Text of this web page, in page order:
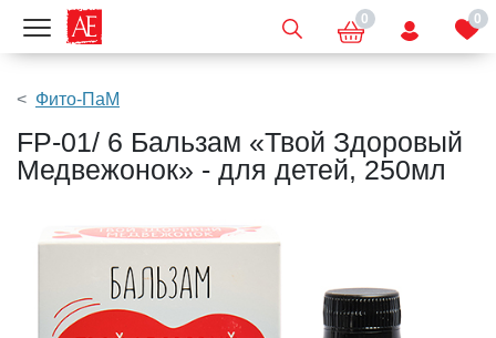
Показать меню 0 0
Фито-ПаМ
FP-01/ 6 Бальзам «Твой Здоровый
Медвежонок» - для детей, 250мл